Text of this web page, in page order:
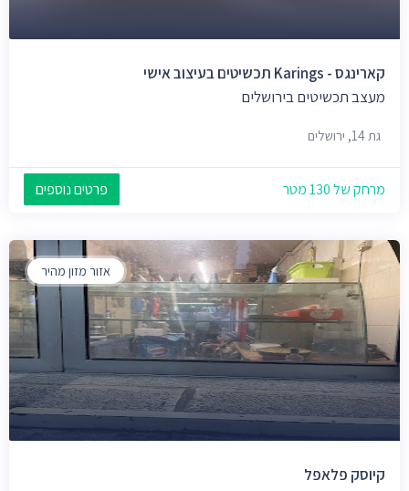
קארינגס - Karings תכשיטים בעיצוב אישי
מעצב תכשיטים בירושלים
גת 14, ירושלים
מרחק של 130 מטר פרטים נוספים
אזור מזון מהיר
קיוסק פלאפל